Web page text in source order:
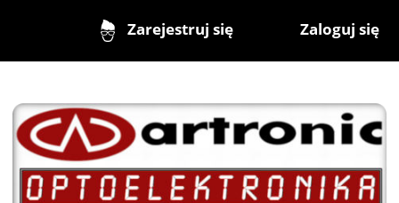
Zarejestruj się Zaloguj się